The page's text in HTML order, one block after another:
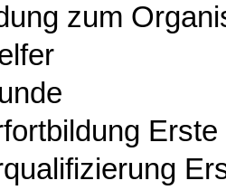
zum